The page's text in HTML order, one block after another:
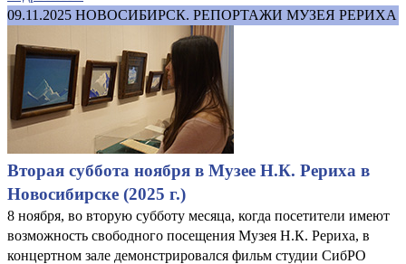
09.11.2025 НОВОСИБИРСК. РЕПОРТАЖИ МУЗЕЯ РЕРИХА
Вторая суббота ноября в Музее Н.К. Рериха в
Новосибирске (2025 г.)
8 ноября, во вторую субботу месяца, когда посетители имеют
возможность свободного посещения Музея Н.К. Рериха, в
концертном зале демонстрировался фильм студии СибРО